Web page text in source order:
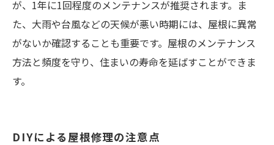
が、1年に1回程度のメンテナンスが推奨されます。ま
た、大雨や台風などの天候が悪い時期には、屋根に異常
がないか確認することも重要です。屋根のメンテナンス
方法と頻度を守り、住まいの寿命を延ばすことができま
す。
DIYによる屋根修理の注意点